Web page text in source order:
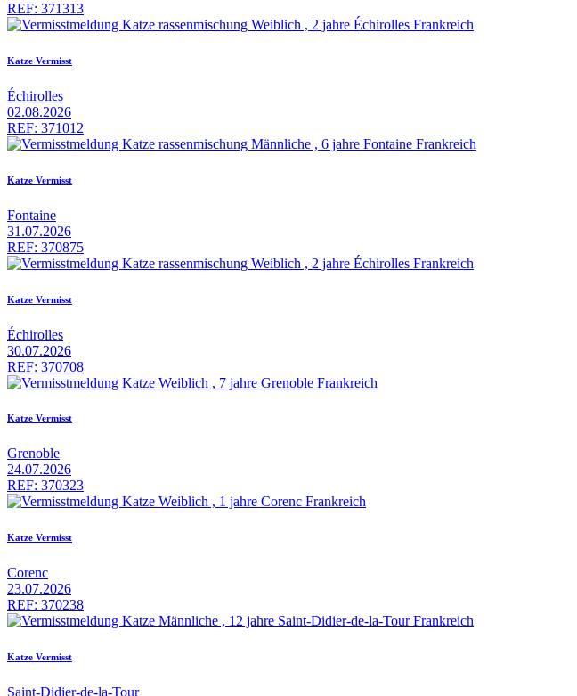
REF: 371313
Katze Vermisst
Échirolles
02.08.2026
REF: 371012
Katze Vermisst
Fontaine
31.07.2026
REF: 370875
Katze Vermisst
Échirolles
30.07.2026
REF: 370708
Katze Vermisst
Grenoble
24.07.2026
REF: 370323
Katze Vermisst
Corenc
23.07.2026
REF: 370238
Katze Vermisst
Saint-Didier-de-la-Tour